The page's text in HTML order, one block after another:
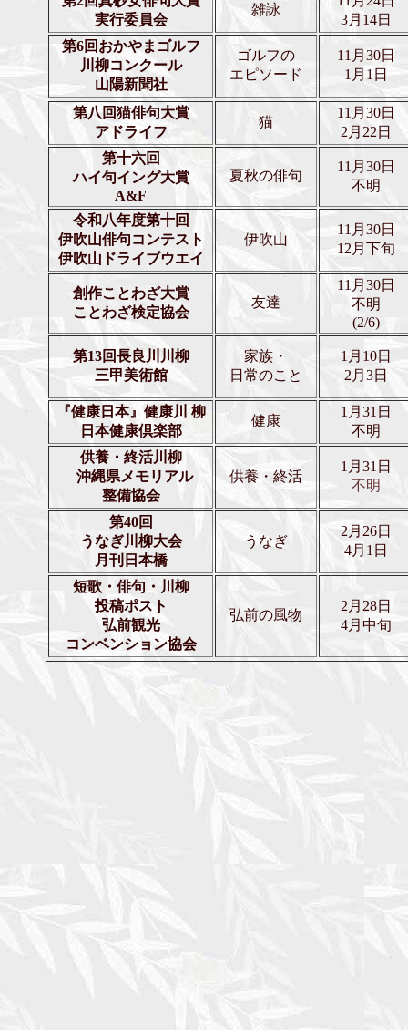
実行委員会
雑詠
3月14日
第6回おかやまゴルフ
川柳コンクール
山陽新聞社
ゴルフの
エピソード
11月30日
1月1日
第八回猫俳句大賞
アドライフ
猫
11月30日
2月22日
第十六回
ハイ句イング大賞
A&F
夏秋の俳句
11月30日
不明
令和八年度第十回
伊吹山俳句コンテスト
伊吹山ドライブウエイ
伊吹山
11月30日
12月下旬
創作ことわざ大賞
ことわざ検定協会
友達
11月30日
不明
(2/6)
第13回長良川川柳
三甲美術館
家族・
日常のこと
1月10日
2月3日
『健康日本』健康川 柳
日本健康倶楽部
健康
1月31日
不明
供養・終活川柳
沖縄県メモリアル
整備協会
供養・終活
1月31日
不明
第40回
うなぎ川柳大会
月刊日本橋
うなぎ
2月26日
4月1日
短歌・俳句・川柳
投稿ポスト
弘前観光
コンベンション協会
弘前の風物
2月28日
4月中旬